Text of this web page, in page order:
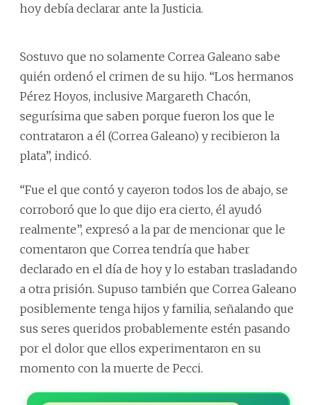
hoy debía declarar ante la Justicia.
Sostuvo que no solamente Correa Galeano sabe
quién ordenó el crimen de su hijo. “Los hermanos
Pérez Hoyos, inclusive Margareth Chacón,
segurísima que saben porque fueron los que le
contrataron a él (Correa Galeano) y recibieron la
plata”, indicó.
“Fue el que contó y cayeron todos los de abajo, se
corroboró que lo que dijo era cierto, él ayudó
realmente”, expresó a la par de mencionar que le
comentaron que Correa tendría que haber
declarado en el día de hoy y lo estaban trasladando
a otra prisión. Supuso también que Correa Galeano
posiblemente tenga hijos y familia, señalando que
sus seres queridos probablemente estén pasando
por el dolor que ellos experimentaron en su
momento con la muerte de Pecci.